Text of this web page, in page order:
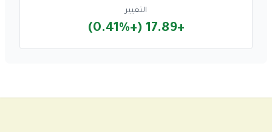
التغيير
+17.89 (+0.41%)